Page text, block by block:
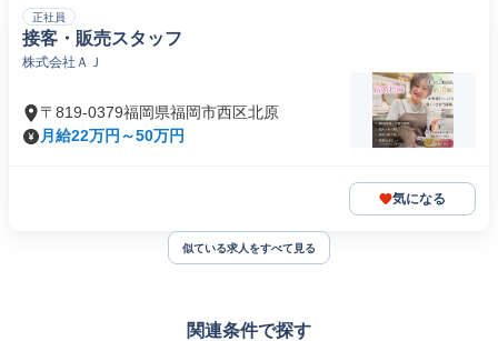
正社員
接客・販売スタッフ
株式会社ＡＪ
〒819-0379福岡県福岡市西区北原
月給22万円～50万円
気になる
似ている求人をすべて見る
関連条件で探す